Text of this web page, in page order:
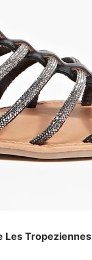
Les Tropeziennes